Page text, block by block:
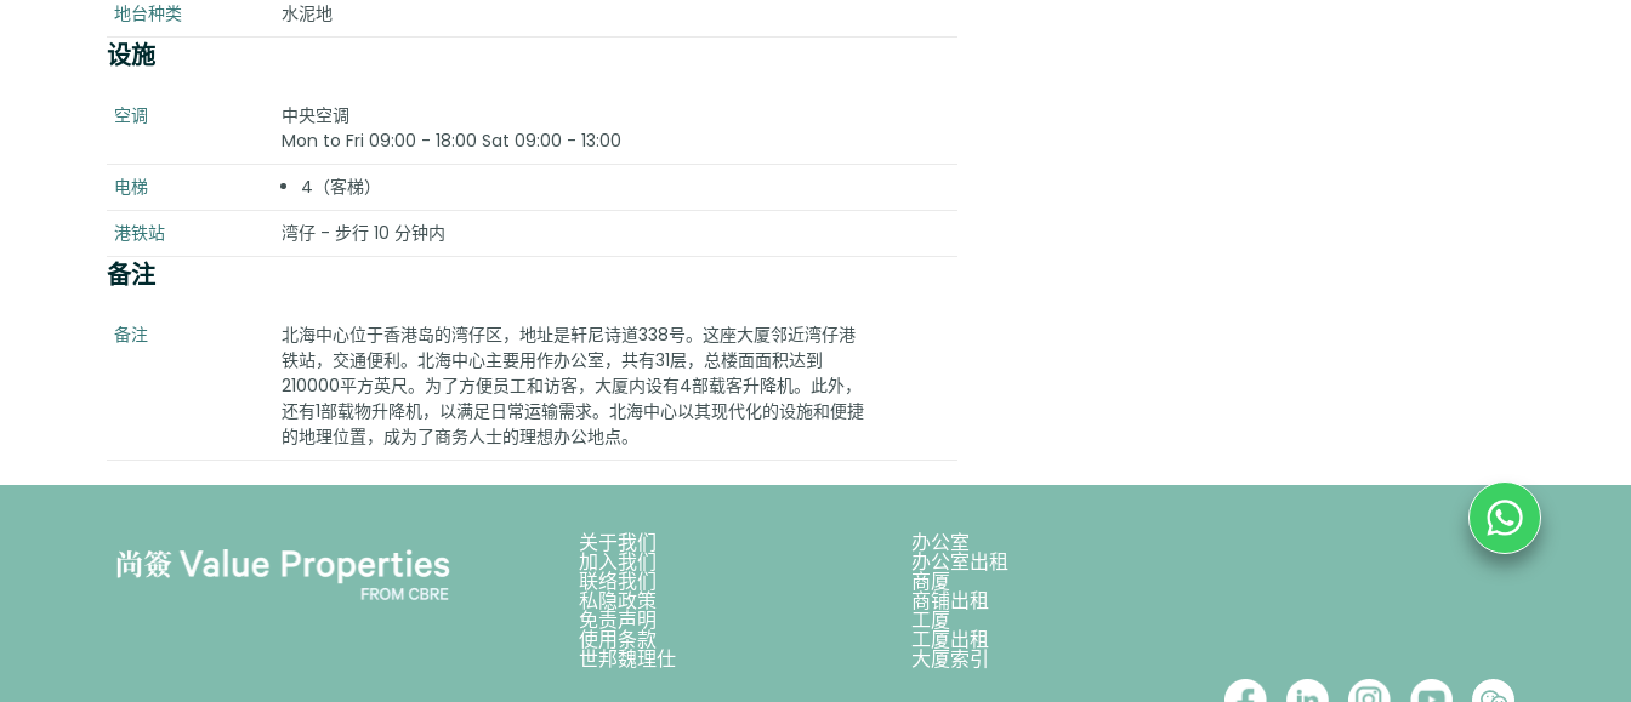
地台种类
水泥地
设施
空调
中央空调
Mon to Fri 09:00 - 18:00 Sat 09:00 - 13:00
电梯
4（客梯）
港铁站
湾仔 - 步行 10 分钟内
备注
备注
北海中心位于香港岛的湾仔区，地址是轩尼诗道338号。这座大厦邻近湾仔港
铁站，交通便利。北海中心主要用作办公室，共有31层，总楼面面积达到
210000平方英尺。为了方便员工和访客，大厦内设有4部载客升降机。此外，
还有1部载物升降机，以满足日常运输需求。北海中心以其现代化的设施和便捷
的地理位置，成为了商务人士的理想办公地点。
关于我们 办公室
加入我们 办公室出租
联络我们 商厦
私隐政策 商铺出租
免责声明 工厦
使用条款 工厦出租
世邦魏理仕 大厦索引